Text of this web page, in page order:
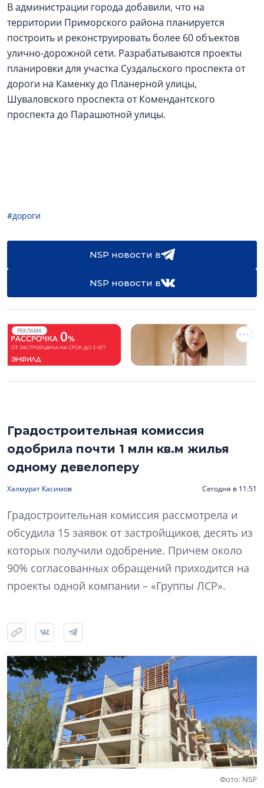
В администрации города добавили, что на
территории Приморского района планируется
построить и реконструировать более 60 объектов
улично-дорожной сети. Разрабатываются проекты
планировки для участка Суздальского проспекта от
дороги на Каменку до Планерной улицы,
Шуваловского проспекта от Комендантского
проспекта до Парашютной улицы.
#дороги
NSP новости в
NSP новости в
РЕКЛАМА
Градостроительная комиссия
одобрила почти 1 млн кв.м жилья
одному девелоперу
Халмурат Касимов Сегодня в 11:51
Градостроительная комиссия рассмотрела и
обсудила 15 заявок от застройщиков, десять из
которых получили одобрение. Причем около
90% согласованных обращений приходится на
проекты одной компании – «Группы ЛСР».
Фото: NSP